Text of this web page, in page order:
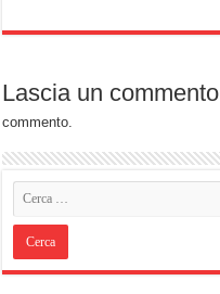
Lascia un commento
commento.